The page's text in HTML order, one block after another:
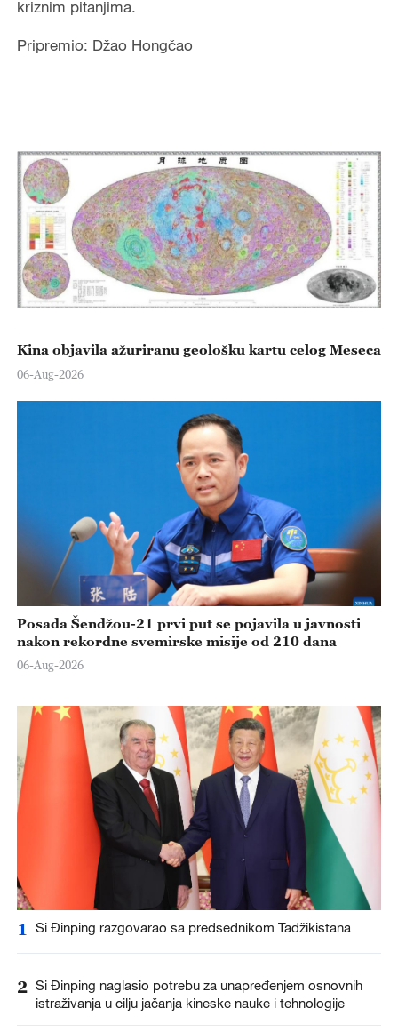
kriznim pitanjima.
Pripremio: Džao Hongčao
Kina objavila ažuriranu geološku kartu celog Meseca
06-Aug-2026
Posada Šendžou-21 prvi put se pojavila u javnosti
nakon rekordne svemirske misije od 210 dana
06-Aug-2026
1 Si Đinping razgovarao sa predsednikom Tadžikistana
2 Si Đinping naglasio potrebu za unapređenjem osnovnih
istraživanja u cilju jačanja kineske nauke i tehnologije